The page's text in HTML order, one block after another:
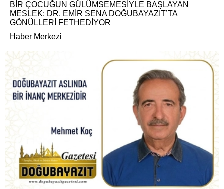
BİR ÇOCUĞUN GÜLÜMSEMESİYLE BAŞLAYAN
MESLEK: DR. EMİR SENA DOĞUBAYAZIT’TA
GÖNÜLLERİ FETHEDİYOR
Haber Merkezi